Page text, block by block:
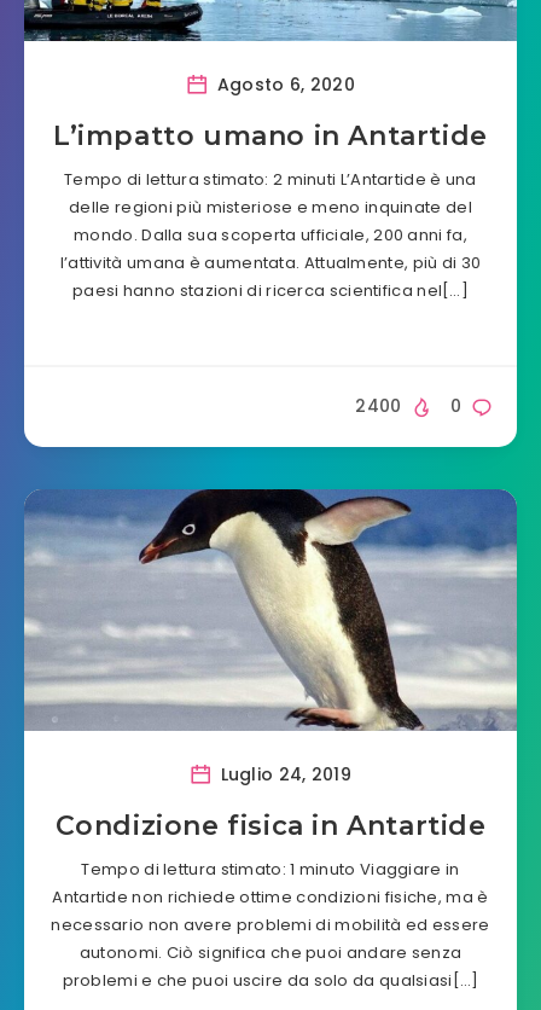
Agosto 6, 2020
L’impatto umano in Antartide
Tempo di lettura stimato: 2 minuti L’Antartide è una
delle regioni più misteriose e meno inquinate del
mondo. Dalla sua scoperta ufficiale, 200 anni fa,
l’attività umana è aumentata. Attualmente, più di 30
paesi hanno stazioni di ricerca scientifica nel[…]
0
2400
Luglio 24, 2019
Condizione fisica in Antartide
Tempo di lettura stimato: 1 minuto Viaggiare in
Antartide non richiede ottime condizioni fisiche, ma è
necessario non avere problemi di mobilità ed essere
autonomi. Ciò significa che puoi andare senza
problemi e che puoi uscire da solo da qualsiasi[…]